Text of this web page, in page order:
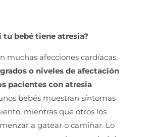
tu bebé tiene atresia?
muchas afecciones cardíacas,
o niveles de afectación
pacientes con atresia
bebés muestran síntomas
mientras que otros los
a gatear o caminar. Lo